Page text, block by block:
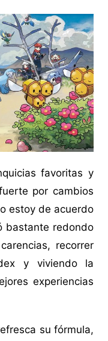
favoritas y
por cambios
estoy de acuerdo
bastante redondo
recorrer
y viviendo la
experiencias
su fórmula,